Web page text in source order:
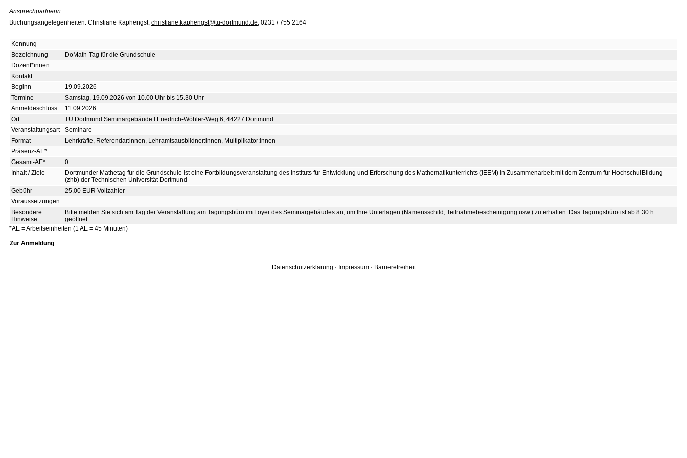
Ansprechpartnerin:
Buchungsangelegenheiten: Christiane Kaphengst, christiane.kaphengst@tu-dortmund.de, 0231 / 755 2164
Kennung
Bezeichnung
DoMath-Tag für die Grundschule
Dozent*innen
Kontakt
Beginn
19.09.2026
Termine
Samstag, 19.09.2026 von 10.00 Uhr bis 15.30 Uhr
Anmeldeschluss
11.09.2026
Ort
TU Dortmund Seminargebäude I Friedrich-Wöhler-Weg 6, 44227 Dortmund
Veranstaltungsart
Seminare
Format
Lehrkräfte, Referendar:innen, Lehramtsausbildner:innen, Multiplikator:innen
Präsenz-AE*
Gesamt-AE*
0
Inhalt / Ziele
Dortmunder Mathetag für die Grundschule ist eine Fortbildungsveranstaltung des Instituts für Entwicklung und Erforschung des Mathematikunterrichts (IEEM) in Zusammenarbeit mit dem Zentrum für HochschulBildung
(zhb) der Technischen Universität Dortmund
Gebühr
25,00 EUR Vollzahler
Voraussetzungen
Besondere
Hinweise
Bitte melden Sie sich am Tag der Veranstaltung am Tagungsbüro im Foyer des Seminargebäudes an, um Ihre Unterlagen (Namensschild, Teilnahmebescheinigung usw.) zu erhalten. Das Tagungsbüro ist ab 8.30 h
geöffnet
*AE = Arbeitseinheiten (1 AE = 45 Minuten)
Zur Anmeldung
Datenschutzerklärung · Impressum· Barrierefreiheit